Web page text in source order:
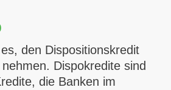
den Dispositionskredit
Dispokredite sind
die Banken im